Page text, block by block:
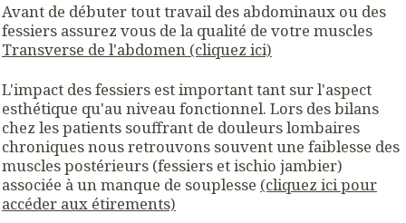
Avant de débuter tout travail des abdominaux ou des
fessiers assurez vous de la qualité de votre muscles
Transverse de l'abdomen (cliquez ici)
L'impact des fessiers est important tant sur l'aspect
esthétique qu'au niveau fonctionnel. Lors des bilans
chez les patients souffrant de douleurs lombaires
chroniques nous retrouvons souvent une faiblesse des
muscles postérieurs (fessiers et ischio jambier)
associée à un manque de souplesse (cliquez ici pour
accéder aux étirements)